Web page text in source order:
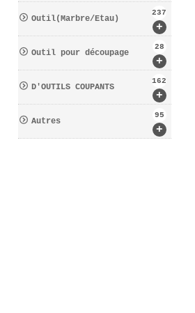
+
Outil(Marbre/Etau)
237
+
Outil pour découpage
28
+
D′OUTILS COUPANTS
162
+
Autres
95